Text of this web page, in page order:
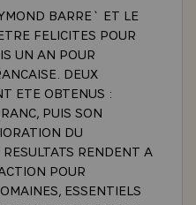
BARRE` ET LE
FELICITES POUR
UN AN POUR
DEUX
ETE OBTENUS :
PUIS SON
DU
RENDENT A
POUR
ESSENTIELS